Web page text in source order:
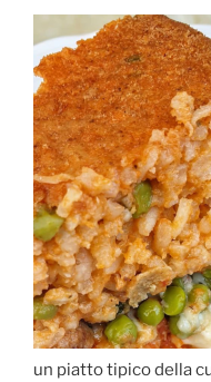
un piatto tipico della